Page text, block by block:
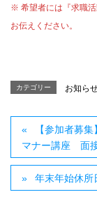
※ 希望者には『求職
お伝えください。
カテゴリー お知ら
【参加者募
マナー講座 面
年末年始休所